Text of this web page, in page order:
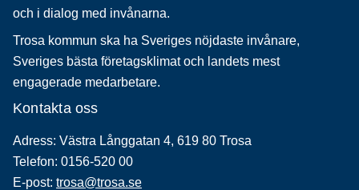
och i dialog med invånarna.
Trosa kommun ska ha Sveriges nöjdaste invånare,
Sveriges bästa företagsklimat och landets mest
engagerade medarbetare.
Kontakta oss
Adress: Västra Långgatan 4, 619 80 Trosa
Telefon: 0156-520 00
E-post: trosa@trosa.se